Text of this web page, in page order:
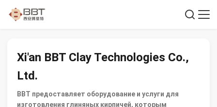
Xi'an BBT Clay Technologies Co.,
Ltd.
BBT предоставляет оборудование и услуги для
изготовления глиняных кирпичей, которым